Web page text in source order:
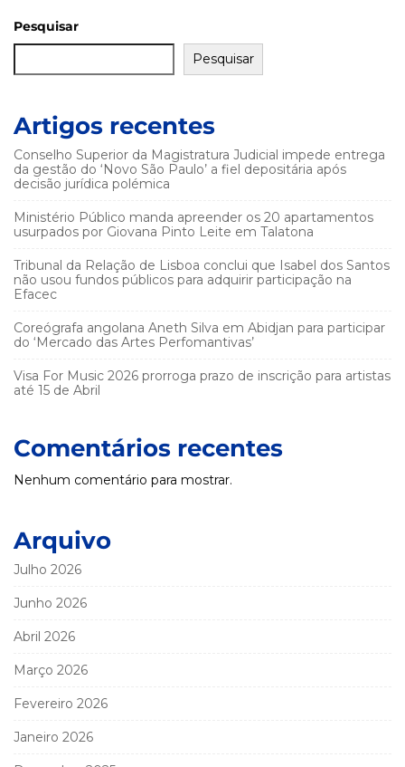
Pesquisar
Pesquisar
Artigos recentes
Conselho Superior da Magistratura Judicial impede entrega
da gestão do ‘Novo São Paulo’ a fiel depositária após
decisão jurídica polémica
Ministério Público manda apreender os 20 apartamentos
usurpados por Giovana Pinto Leite em Talatona
Tribunal da Relação de Lisboa conclui que Isabel dos Santos
não usou fundos públicos para adquirir participação na
Efacec
Coreógrafa angolana Aneth Silva em Abidjan para participar
do ‘Mercado das Artes Perfomantivas’
Visa For Music 2026 prorroga prazo de inscrição para artistas
até 15 de Abril
Comentários recentes
Nenhum comentário para mostrar.
Arquivo
Julho 2026
Junho 2026
Abril 2026
Março 2026
Fevereiro 2026
Janeiro 2026